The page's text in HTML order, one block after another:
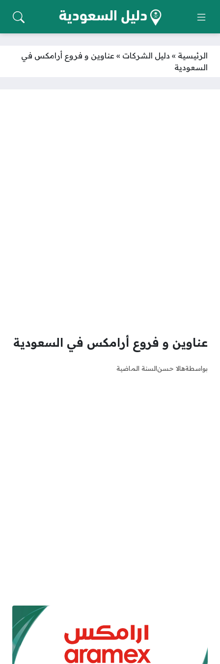
الرئيسية » دليل الشركات » عناوين و فروع أرامكس في
السعودية
عناوين و فروع أرامكس في السعودية
بواسطةهالا حسنالسنة الماضية